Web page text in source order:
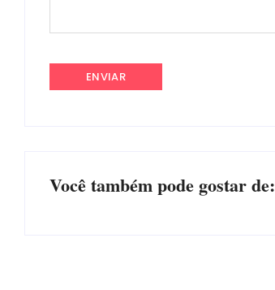
Você também pode gostar de: